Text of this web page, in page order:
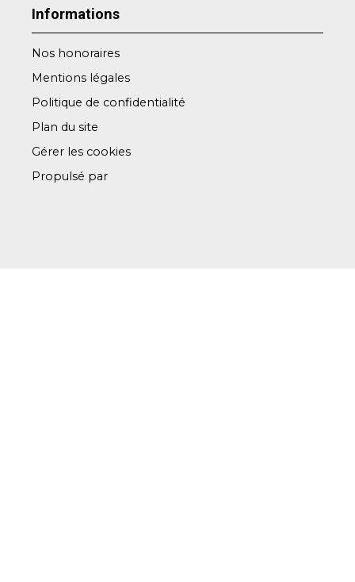
Informations
Nos honoraires
Mentions légales
Politique de confidentialité
Plan du site
Gérer les cookies
Propulsé par